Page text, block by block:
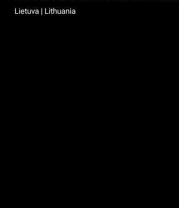
Lietuva | Lithuania